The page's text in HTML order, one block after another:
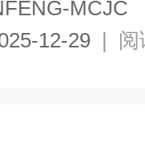
MCJC
12-29 | 阅